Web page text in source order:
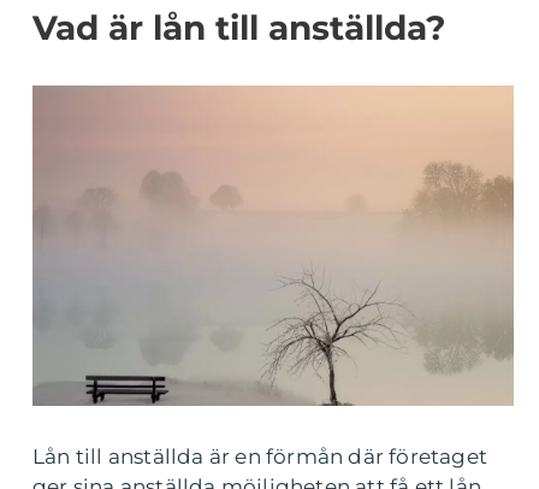
Vad är lån till anställda?
Lån till anställda är en förmån där företaget